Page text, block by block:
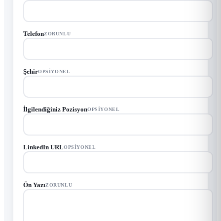
TelefonZORUNLU
ŞehirOPSIYONEL
İlgilendiğiniz PozisyonOPSIYONEL
LinkedIn URLOPSIYONEL
Ön YazıZORUNLU